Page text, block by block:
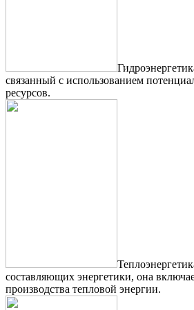
связанный с использованием
ресурсов.
составляющих энергетики, она
производства тепловой энергии.